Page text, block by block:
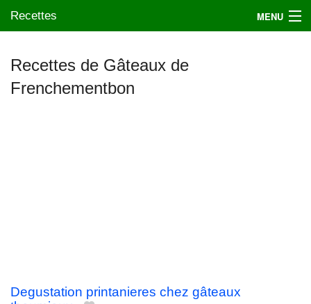
Recettes MENU
Mes blogs préférés
Recettes de Gâteaux de
Frenchementbon
Degustation printanieres chez gâteaux